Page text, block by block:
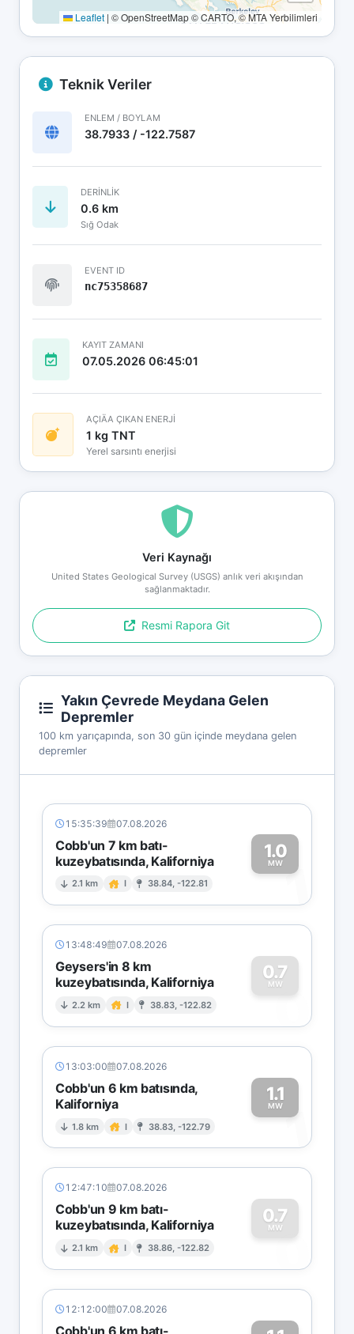
Leaflet | © OpenStreetMap © CARTO, © MTA Yerbilimleri
Teknik Veriler
ENLEM / BOYLAM
38.7933 / -122.7587
DERINLIK
0.6 km
Sığ Odak
EVENT ID
nc75358687
KAYIT ZAMANI
07.05.2026 06:45:01
AÇIÄA ÇIKAN ENERJİ
1 kg TNT
Yerel sarsıntı enerjisi
Veri Kaynağı
United States Geological Survey (USGS) anlık veri akışından
sağlanmaktadır.
Resmi Rapora Git
Yakın Çevrede Meydana Gelen
Depremler
100 km yarıçapında, son 30 gün içinde meydana gelen
depremler
15:35:39 07.08.2026
Cobb'un 7 km batı-
kuzeybatısında, Kaliforniya
2.1 km I 38.84, -122.81
1.0
MW1
13:48:49 07.08.2026
Geysers'in 8 km
kuzeybatısında, Kaliforniya
2.2 km I 38.83, -122.82
0.7
MW
0
13:03:00 07.08.2026
Cobb'un 6 km batısında,
Kaliforniya
1.8 km I 38.83, -122.79
1.1
MW1
12:47:10 07.08.2026
Cobb'un 9 km batı-
kuzeybatısında, Kaliforniya
2.1 km I 38.86, -122.82
0.7
MW
0
12:12:00 07.08.2026
Cobb'un 6 km batı-